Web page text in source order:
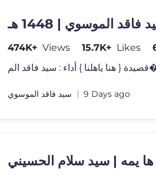
الموسوي | 1448 هـ
474K+ Views 15.7K+ Likes
} أداء : سيد فاقد الم�
سيد فاقد الموسوي 9 Days ago
ها يمه | سيد سلام الحسيني